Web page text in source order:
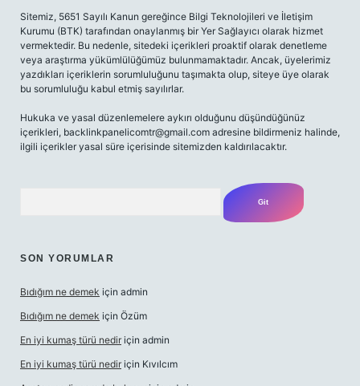
Sitemiz, 5651 Sayılı Kanun gereğince Bilgi Teknolojileri ve İletişim
Kurumu (BTK) tarafından onaylanmış bir Yer Sağlayıcı olarak hizmet
vermektedir. Bu nedenle, sitedeki içerikleri proaktif olarak denetleme
veya araştırma yükümlülüğümüz bulunmamaktadır. Ancak, üyelerimiz
yazdıkları içeriklerin sorumluluğunu taşımakta olup, siteye üye olarak
bu sorumluluğu kabul etmiş sayılırlar.
Hukuka ve yasal düzenlemelere aykırı olduğunu düşündüğünüz
içerikleri, backlinkpanelicomtr@gmail.com adresine bildirmeniz halinde,
ilgili içerikler yasal süre içerisinde sitemizden kaldırılacaktır.
SON YORUMLAR
Bıdığım ne demek için admin
Bıdığım ne demek için Özüm
En iyi kumaş türü nedir için admin
En iyi kumaş türü nedir için Kıvılcım